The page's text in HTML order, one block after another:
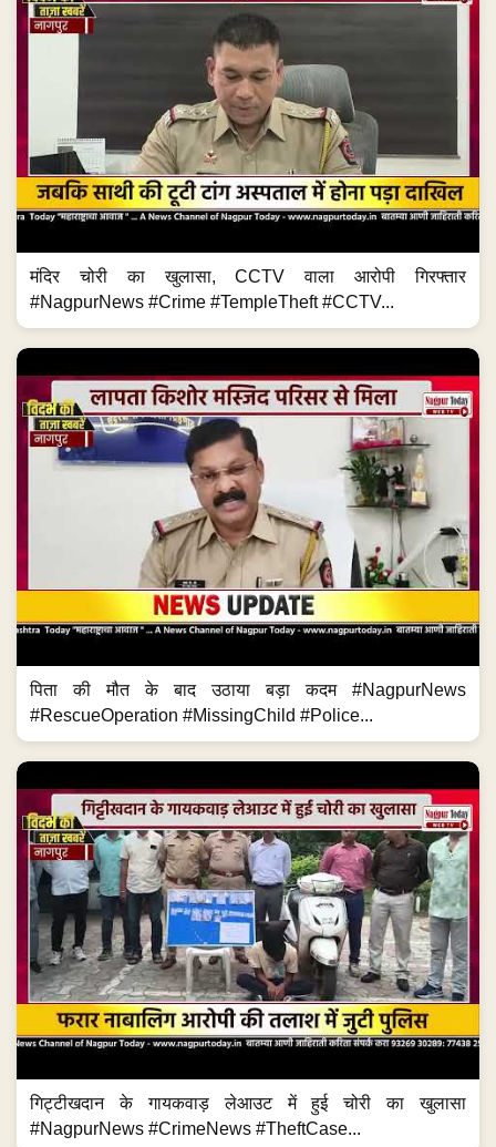
मंदिर चोरी का खुलासा, CCTV वाला आरोपी गिरफ्तार
#NagpurNews #Crime #TempleTheft #CCTV...
पिता की मौत के बाद उठाया बड़ा कदम #NagpurNews
#RescueOperation #MissingChild #Police...
गिट्टीखदान के गायकवाड़ लेआउट में हुई चोरी का खुलासा
#NagpurNews #CrimeNews #TheftCase...